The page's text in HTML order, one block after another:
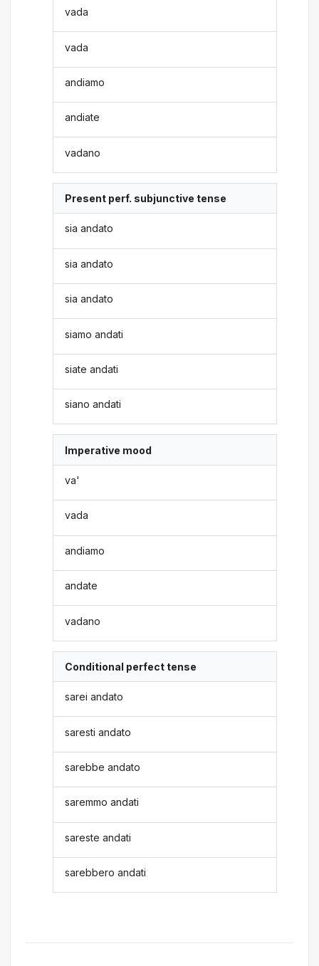
vada
vada
andiamo
andiate
vadano
Present perf. subjunctive tense
sia andato
sia andato
sia andato
siamo andati
siate andati
siano andati
Imperative mood
va'
vada
andiamo
andate
vadano
Conditional perfect tense
sarei andato
saresti andato
sarebbe andato
saremmo andati
sareste andati
sarebbero andati